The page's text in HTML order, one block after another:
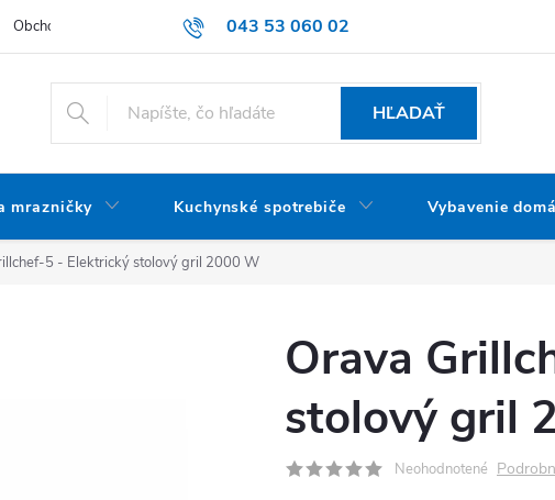
043 53 060 02
Obchodné podmienky Dodacie podmienky
HĽADAŤ
mrazničky Kuchynské spotrebiče Vybavenie
5 - Elektrický stolový gril 2000 W
Orava
stolový gril
Neohodnotené